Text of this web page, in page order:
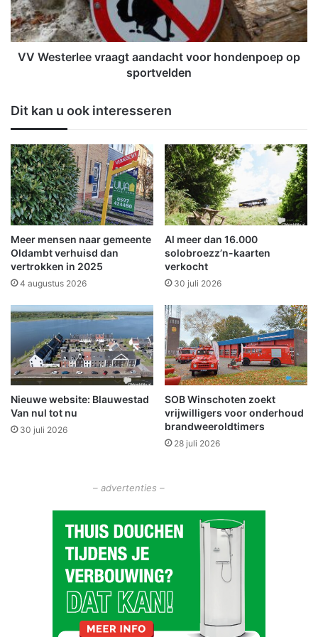
m
b
t
l
o
s
e
r
l
a
a
g
t
a
a
n
d
a
c
h
t
o
o
h
o
n
d
e
n
VV Westerlee vraagt aandacht voor hondenpoep op
sportvelden
Dit kan u ook interesseren
Meer mensen naar gemeente
Oldambt verhuisd dan
vertrokken in 2025
4 augustus 2026
Al meer dan 16.000
solobroezz’n-kaarten
verkocht
30 juli 2026
Nieuwe website: Blauwestad
Van nul tot nu
30 juli 2026
SOB Winschoten zoekt
vrijwilligers voor onderhoud
brandweeroldtimers
28 juli 2026
– advertenties –